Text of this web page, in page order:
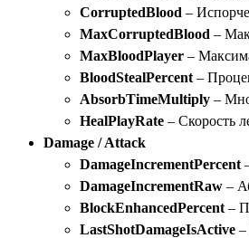
CorruptedBlood –
MaxCorruptedBlood –
MaxBloodPlayer –
BloodStealPercent –
AbsorbTimeMultiply –
HealPlayRate – Скорость
Damage / Attack
DamageIncrementPercent
DamageIncrementRaw –
BlockEnhancedPercent –
LastShotDamageIsActive –